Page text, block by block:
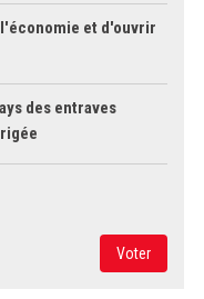
et d'ouvrir
des entraves
Voter